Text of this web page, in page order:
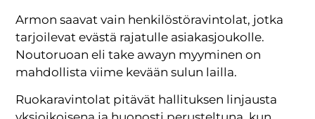
Armon saavat vain henkilöstöravintolat, jotka
tarjoilevat evästä rajatulle asiakasjoukolle.
Noutoruoan eli take awayn myyminen on
mahdollista viime kevään sulun lailla.
Ruokaravintolat pitävät hallituksen linjausta